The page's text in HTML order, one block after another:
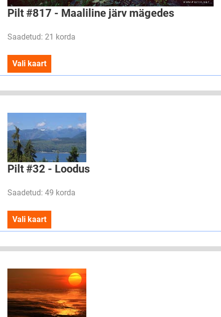
Pilt #817 - Maaliline järv mägedes
Saadetud: 21 korda
Vali kaart
Pilt #32 - Loodus
Saadetud: 49 korda
Vali kaart